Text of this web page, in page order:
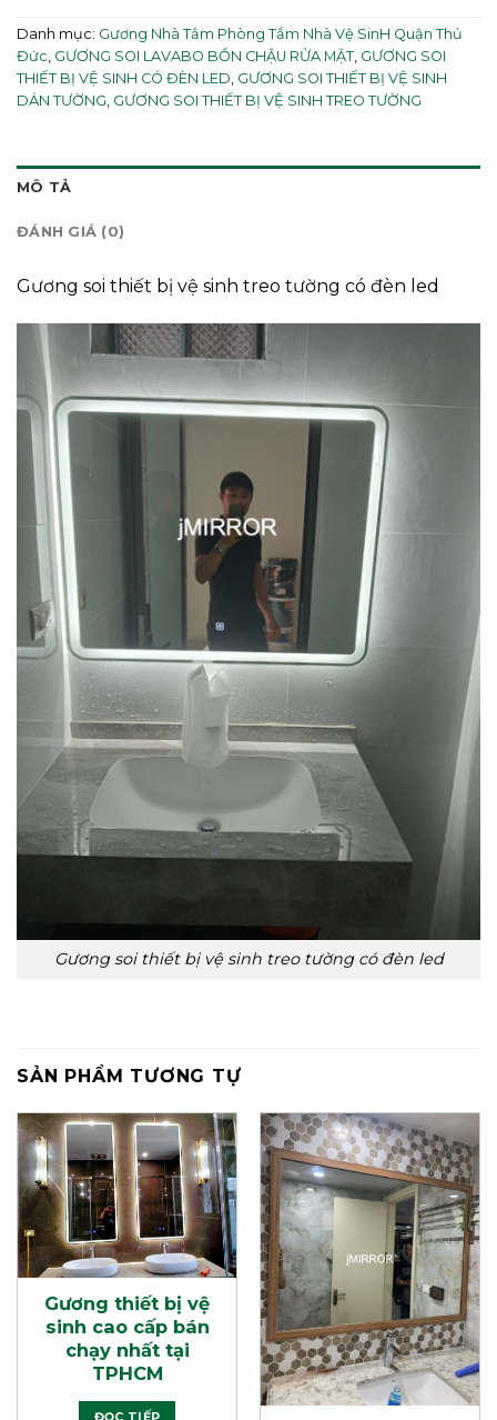
Danh mục: Gương Nhà Tắm Phòng Tắm Nhà Vệ SinH Quận Thủ
Đức, GƯƠNG SOI LAVABO BỒN CHẬU RỬA MẶT, GƯƠNG SOI
THIẾT BỊ VỆ SINH CÓ ĐÈN LED, GƯƠNG SOI THIẾT BỊ VỆ SINH
DÁN TƯỜNG, GƯƠNG SOI THIẾT BỊ VỆ SINH TREO TƯỜNG
MÔ TẢ
ĐÁNH GIÁ (0)
Gương soi thiết bị vệ sinh treo tường có đèn led
Gương soi thiết bị vệ sinh treo tường có đèn led
SẢN PHẨM TƯƠNG TỰ
Gương thiết bị vệ
sinh cao cấp bán
chạy nhất tại
TPHCM
ĐỌC TIẾP